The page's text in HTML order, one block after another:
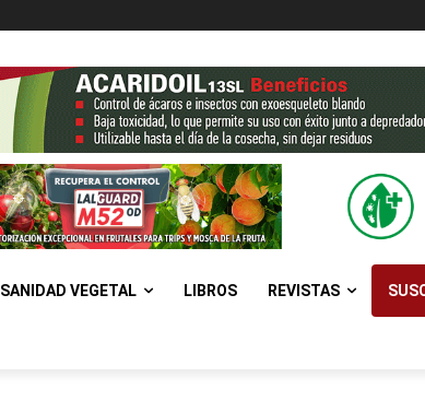
SANIDAD VEGETAL LIBROS REVISTAS